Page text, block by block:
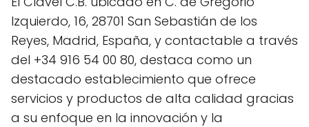
Izquierdo, 16, 28701 San Sebastián de los
Reyes, Madrid, España, y contactable a través
del +34 916 54 00 80, destaca como un
destacado establecimiento que ofrece
servicios y productos de alta calidad gracias
a su enfoque en la innovación y la